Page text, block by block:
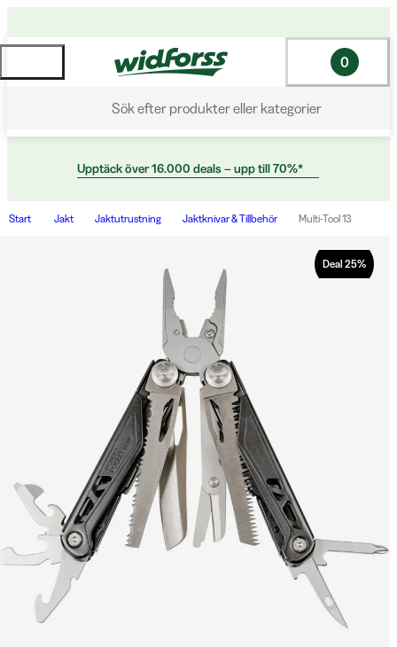
Sök efter produkter eller kategorier
0
Upptäck över 16.000 deals – upp till 70%*
Start Jakt Jaktutrustning Jaktknivar & Tillbehör Multi-Tool 13
Deal 25%